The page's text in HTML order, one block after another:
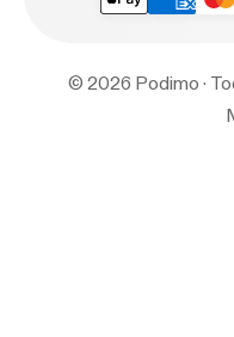
© 2026 Podimo ·